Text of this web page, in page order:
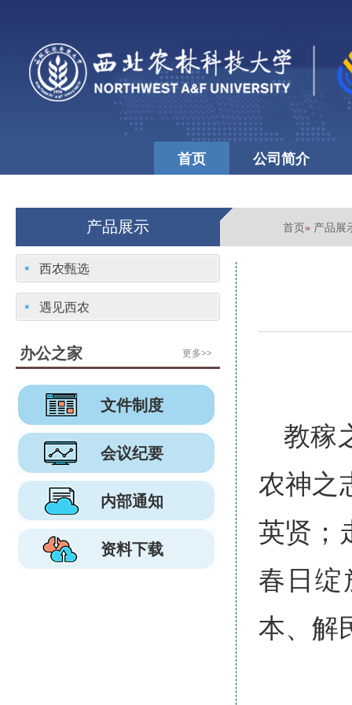
首页
公司简介
产品展示 首页» 产品展
西农甄选
遇见西农
更多>>
办公之家
文件制度
会议纪要
内部通知
资料下载
教稼
农神之
英贤；
春日绽
本、解